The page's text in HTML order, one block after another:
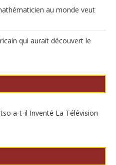
au monde veut
qui aurait découvert le
a-t-il Inventé La Télévision